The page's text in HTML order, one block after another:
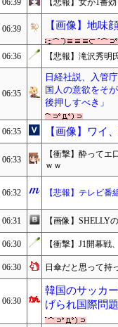
06:39 【悲報】女が1番
06:39 【画像】地味
06:36 【悲報】滝沢秀
06:35
日経社説、入管
国人の意欲をそ
後押しすべき」
06:35 【画像】ワイ
06:33
【衝撃】酔って
ｗｗ
06:32 【悲報】テレビ番
06:31 【画像】SHELLY
06:30 【衝撃】J1開幕戦
06:30 日傘だと思って
06:30
韓国のサッカ
げられ国際問